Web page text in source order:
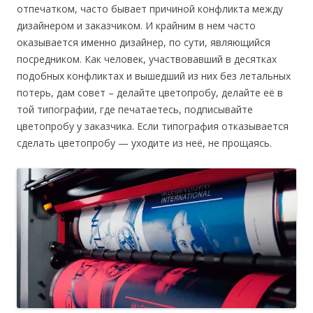
отпечатком, часто бывает причиной конфликта между
дизайнером и заказчиком. И крайним в нем часто
оказывается именно дизайнер, по сути, являющийся
посредником. Как человек, участвовавший в десятках
подобных конфликтах и вышедший из них без летальных
потерь, дам совет – делайте цветопробу, делайте её в
той типографии, где печатаетесь, подписывайте
цветопробу у заказчика. Если типография отказывается
сделать цветопробу — уходите из неё, не прощаясь.